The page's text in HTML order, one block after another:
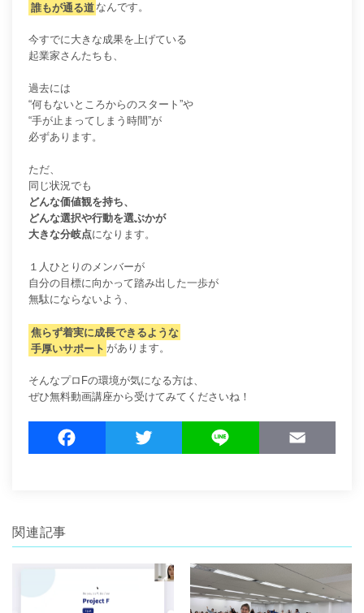
誰もが通る道 なんです。
今すでに大きな成果を上げている
起業家さんたちも、
過去には
“何もないところからのスタート”や
“手が止まってしまう時間”が
必ずあります。
ただ、
同じ状況でも
どんな価値観を持ち、
どんな選択や行動を選ぶかが
大きな分岐点になります。
１人ひとりのメンバーが
自分の目標に向かって踏み出した一歩が
無駄にならないよう、
焦らず着実に成長できるような
手厚いサポート があります。
そんなプロFの環境が気になる方は、
ぜひ無料動画講座から受けてみてくださいね！
a
o
k
w
e
i
関連記事